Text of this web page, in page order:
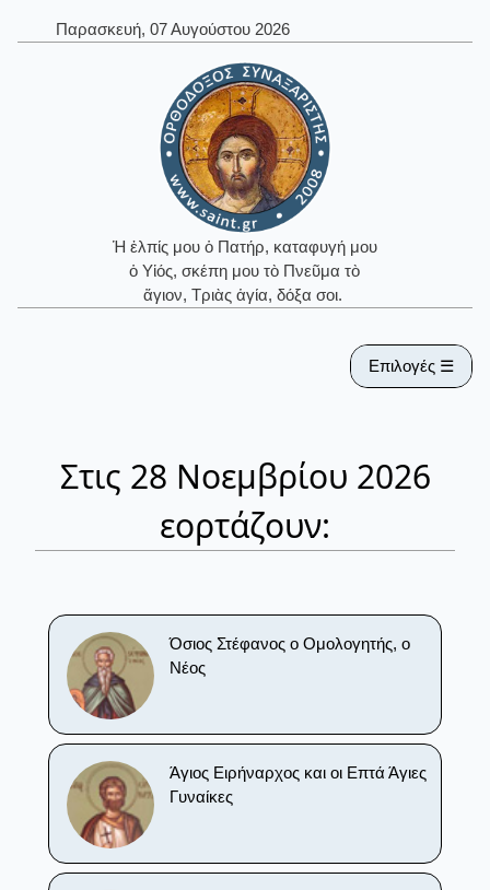
Παρασκευή, 07 Αυγούστου 2026
Ἡ ἐλπίς μου ὁ Πατήρ, καταφυγή μου
ὁ Υἱός, σκέπη μου τὸ Πνεῦμα τὸ
ἅγιον, Τριὰς ἁγία, δόξα σοι.
Επιλογές ☰
Στις 28 Νοεμβρίου 2026
εορτάζουν:
Όσιος Στέφανος ο Ομολογητής, ο
Νέος
Άγιος Ειρήναρχος και οι Επτά Άγιες
Γυναίκες